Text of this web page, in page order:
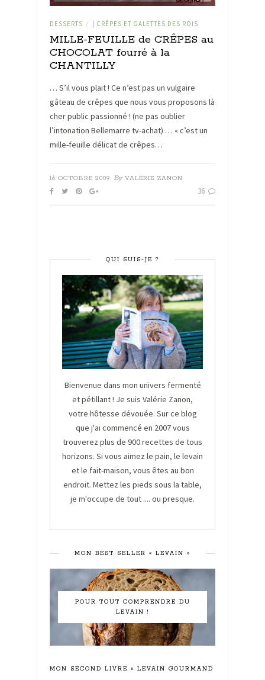
DESSERTS / | CRÊPES ET GALETTES DES ROIS
MILLE-FEUILLE de CRÊPES au
CHOCOLAT fourré à la
CHANTILLY
… S’il vous plait ! Ce n’est pas un vulgaire
gâteau de crêpes que nous vous proposons là
cher public passionné ! (ne pas oublier
l’intonation Bellemarre tv-achat) … « c’est un
mille-feuille délicat de crêpes…
16 OCTOBRE 2009 By VALÉRIE ZANON
36
QUI SUIS-JE ?
Bienvenue dans mon univers fermenté
et pétillant ! Je suis Valérie Zanon,
votre hôtesse dévouée. Sur ce blog
que j'ai commencé en 2007 vous
trouverez plus de 900 recettes de tous
horizons. Si vous aimez le pain, le levain
et le fait-maison, vous êtes au bon
endroit. Mettez les pieds sous la table,
je m'occupe de tout .... ou presque.
MON BEST SELLER « LEVAIN »
POUR TOUT COMPRENDRE DU
LEVAIN !
MON SECOND LIVRE « LEVAIN GOURMAND »